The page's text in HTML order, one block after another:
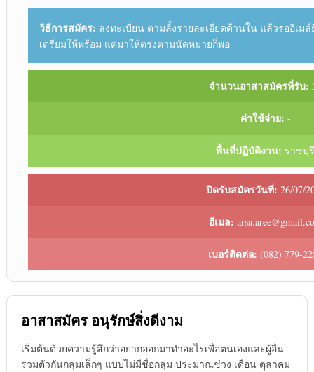
วิธีการสมัคร: ลงทะเบียน ตามลิ้งรายละเอียดด้านใน แล้วรออีเ
เตรียมให้พร้อม แค่มาให้ตรงตามนัดหมายก็พอ
จำนวนอาสาสมัครที่รับ:
ค่าใช้จ่าย: -
พื้นที่ปฏิบัติงาน: ราชบุ
ปิดรับสมัครวันที่: 26/07/
อีเมล:
เบอร์ติดต่อ: (082) 779-
อาสาสมัคร อนุรักษ์สิ่งดีงาม
เริ่มต้นด้วยความรู้สึกว่าอยากออกมาทำอะไรเพื่อตนเองและผู้อื่น
รวมตัวกันกลุ่มเล็กๆ แบบไม่มีชื่อกลุ่ม ประมาณช่วง เดือน ตุลาคม